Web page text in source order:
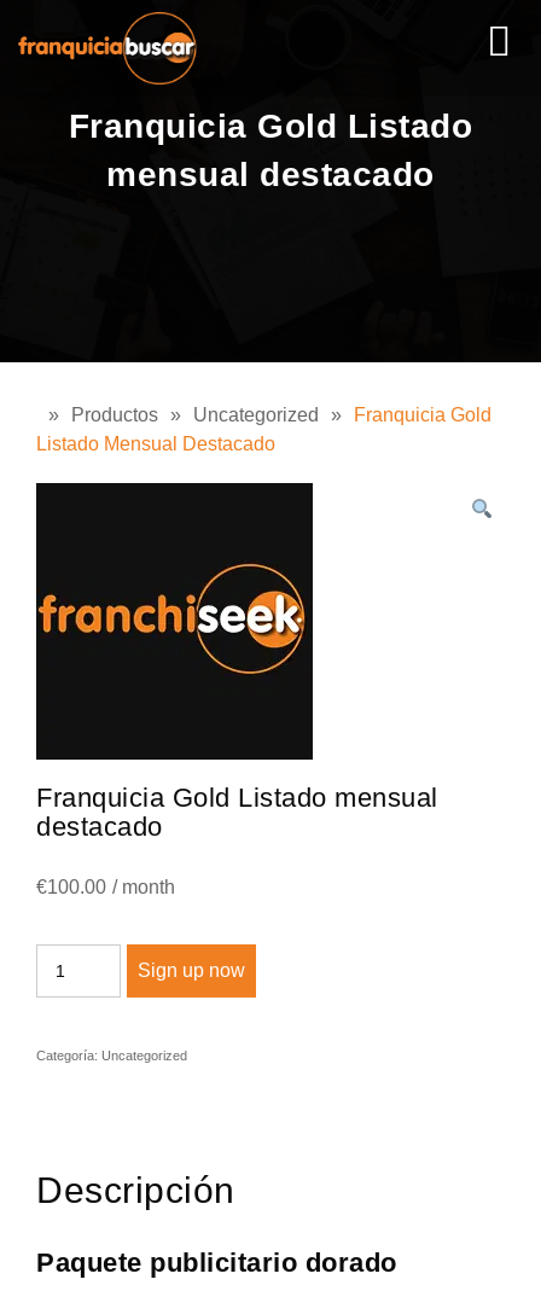
Franquicia Gold Listado
mensual destacado
» Productos » Uncategorized »
Franquicia Gold
Listado Mensual Destacado
Franquicia Gold Listado mensual
destacado
€100.00 / month
Sign up now
Categoría: Uncategorized
Descripción
Paquete publicitario dorado